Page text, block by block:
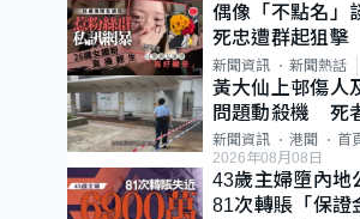
偶像「不點名
死忠遭群起狙
後輕生
新聞資訊 新聞熱話
黃大仙上邨傷
問題動殺機 死
鄰居後墮斃
新聞資訊 港聞
首
2026年08月08日
43歲主婦墮內
81次轉賬「保證